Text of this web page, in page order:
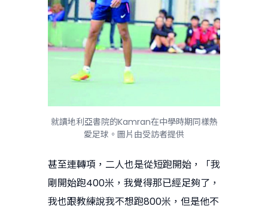
就讀地利亞書院的Kamran在中學時期同樣熱
愛足球。圖片由受訪者提供
甚至連轉項，二人也是從短跑開始，「我
剛開始跑400米，我覺得那已經足夠了，
我也跟教練說我不想跑800米，但是他不